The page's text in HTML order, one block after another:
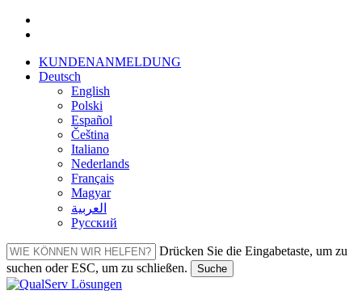
Zum
Hauptinhalt
KUNDENANMELDUNG
Deutsch
English
Polski
Español
Čeština
Italiano
Nederlands
Français
Magyar
العربية‏
Русский
Drücken Sie die Eingabetaste, um zu
suchen oder ESC, um zu schließen.
Suche
Suche